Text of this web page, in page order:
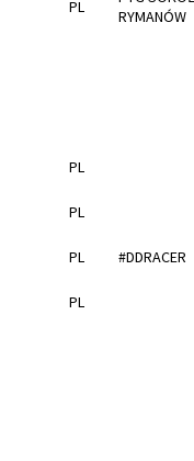
PL
RYMANÓW
PL
PL
PL #DDRACER
PL